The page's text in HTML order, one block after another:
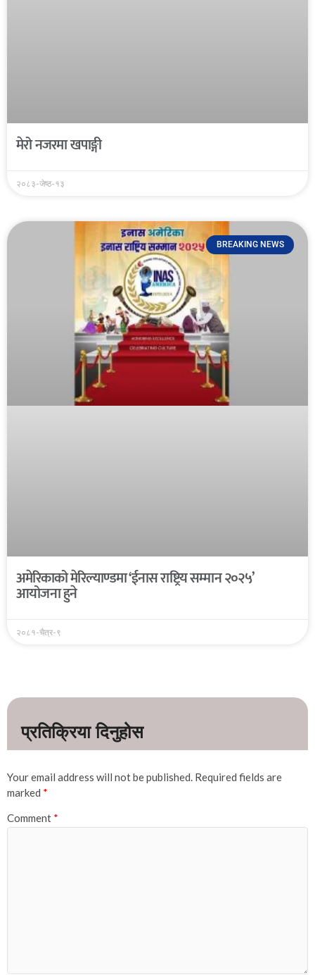
मेरो नजरमा खपाङ्गी
२०८३-जेष्ठ-१३
BREAKING NEWS
अमेरिकाको मेरिल्याण्डमा ‘ईनास राष्ट्रिय सम्मान २०२५’
आयोजना हुने
२०८१-चैत्र-९
Your email address will not be published. Required fields are
marked *
Comment *